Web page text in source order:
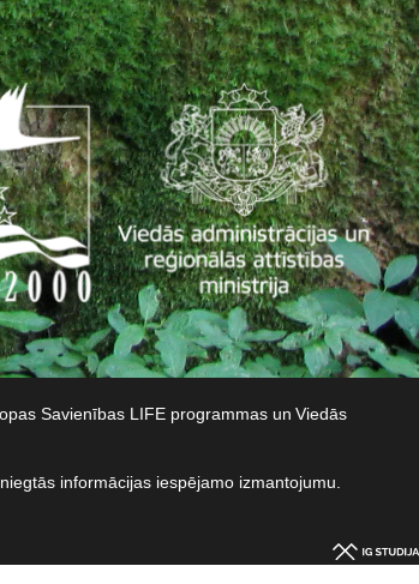
Savienības LIFE programmas un Viedās
informācijas iespējamo izmantojumu.​